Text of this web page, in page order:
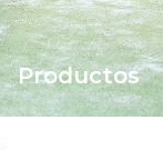
Productos